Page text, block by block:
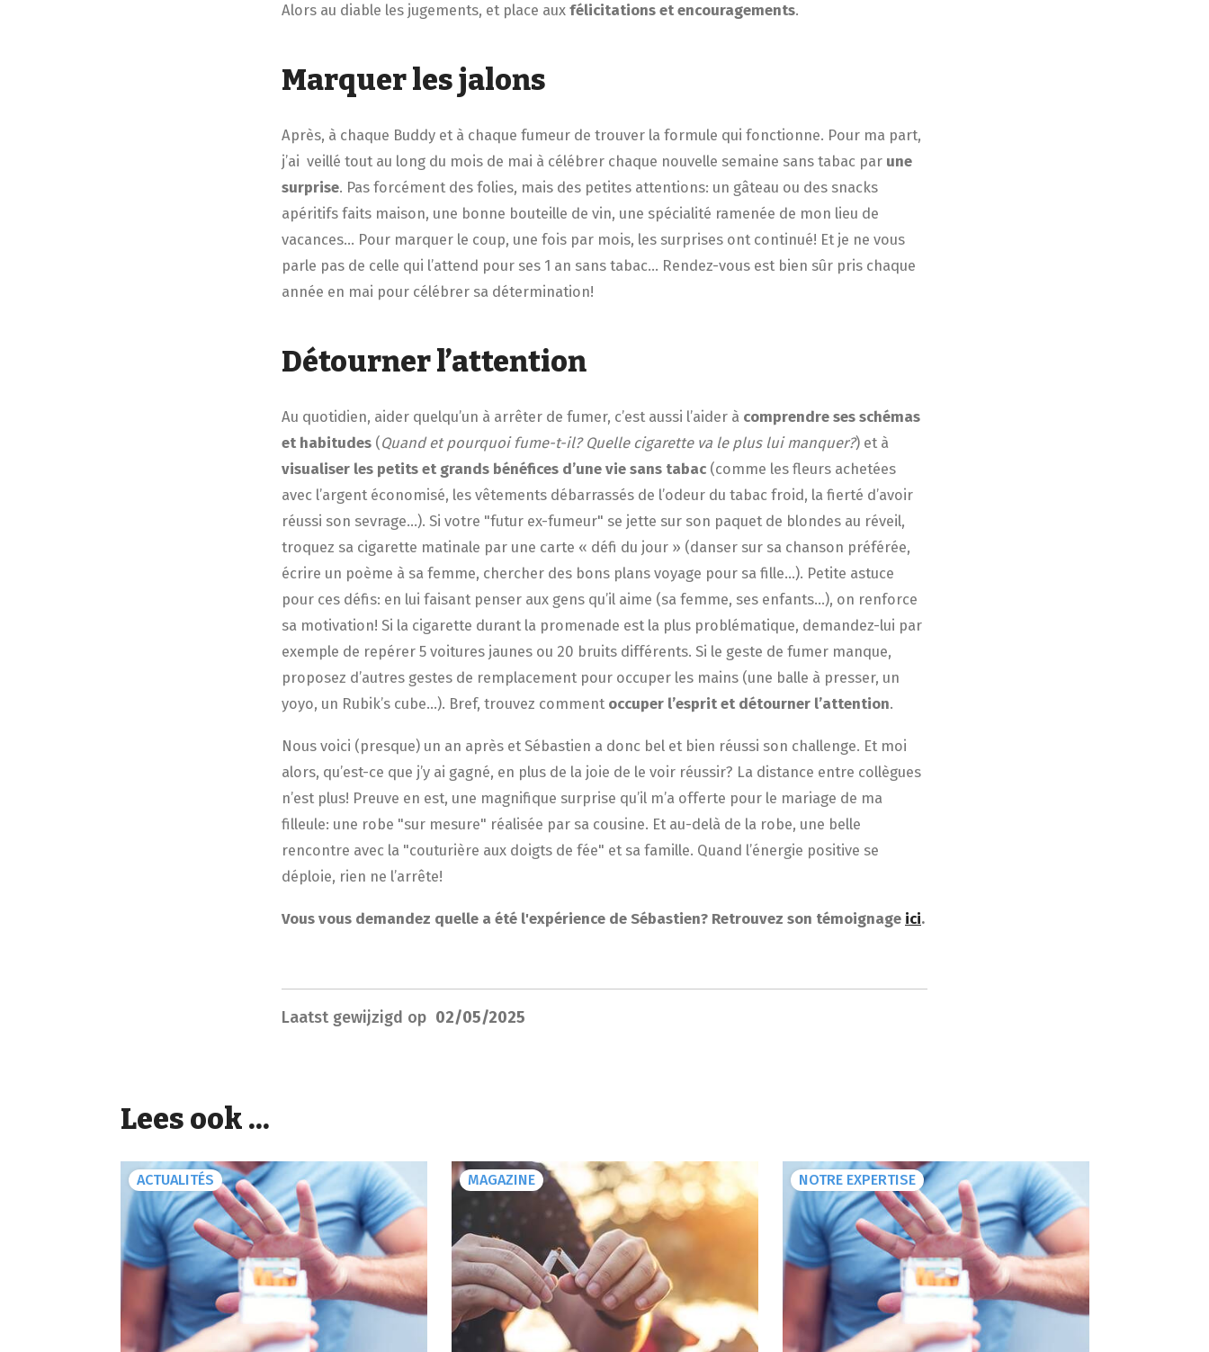
Alors au diable les jugements, et place aux félicitations et encouragements.
Marquer les jalons
Après, à chaque Buddy et à chaque fumeur de trouver la formule qui fonctionne. Pour ma part,
j’ai veillé tout au long du mois de mai à célébrer chaque nouvelle semaine sans tabac par une
surprise. Pas forcément des folies, mais des petites attentions: un gâteau ou des snacks
apéritifs faits maison, une bonne bouteille de vin, une spécialité ramenée de mon lieu de
vacances… Pour marquer le coup, une fois par mois, les surprises ont continué! Et je ne vous
parle pas de celle qui l’attend pour ses 1 an sans tabac… Rendez-vous est bien sûr pris chaque
année en mai pour célébrer sa détermination!
Détourner l’attention
Au quotidien, aider quelqu’un à arrêter de fumer, c’est aussi l’aider à comprendre ses schémas
et habitudes (Quand et pourquoi fume-t-il? Quelle cigarette va le plus lui manquer?) et à
visualiser les petits et grands bénéfices d’une vie sans tabac (comme les fleurs achetées
avec l’argent économisé, les vêtements débarrassés de l’odeur du tabac froid, la fierté d’avoir
réussi son sevrage…). Si votre "futur ex-fumeur" se jette sur son paquet de blondes au réveil,
troquez sa cigarette matinale par une carte « défi du jour » (danser sur sa chanson préférée,
écrire un poème à sa femme, chercher des bons plans voyage pour sa fille…). Petite astuce
pour ces défis: en lui faisant penser aux gens qu’il aime (sa femme, ses enfants…), on renforce
sa motivation! Si la cigarette durant la promenade est la plus problématique, demandez-lui par
exemple de repérer 5 voitures jaunes ou 20 bruits différents. Si le geste de fumer manque,
proposez d’autres gestes de remplacement pour occuper les mains (une balle à presser, un
yoyo, un Rubik’s cube…). Bref, trouvez comment occuper l’esprit et détourner l’attention.
Nous voici (presque) un an après et Sébastien a donc bel et bien réussi son challenge. Et moi
alors, qu’est-ce que j’y ai gagné, en plus de la joie de le voir réussir? La distance entre collègues
n’est plus! Preuve en est, une magnifique surprise qu’il m’a offerte pour le mariage de ma
filleule: une robe "sur mesure" réalisée par sa cousine. Et au-delà de la robe, une belle
rencontre avec la "couturière aux doigts de fée" et sa famille. Quand l’énergie positive se
déploie, rien ne l’arrête!
Vous vous demandez quelle a été l'expérience de Sébastien? Retrouvez son témoignage ici.
Laatst gewijzigd op 02/05/2025
Lees ook ...
ACTUALITÉS MAGAZINE NOTRE EXPERTISE